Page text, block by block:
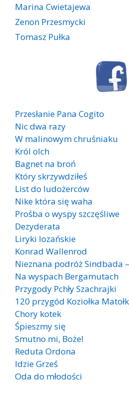
Marina Cwietajewa
Zenon Przesmycki
Tomasz Pułka
Przesłanie Pana Cogito
Nic dwa razy
W malinowym chruśniaku
Król olch
Bagnet na broń
Który skrzywdziłeś
List do ludożerców
Nike która się waha
Prośba o wyspy szczęśliwe
Dezyderata
Liryki lozańskie
Konrad Wallenrod
Nieznana podróż Sindbada
Na wyspach Bergamutach
Przygody Pchły Szachrajki
120 przygód Koziołka
Chory kotek
Śpieszmy się
Smutno mi, Boże!
Reduta Ordona
Idzie Grześ
Oda do młodości